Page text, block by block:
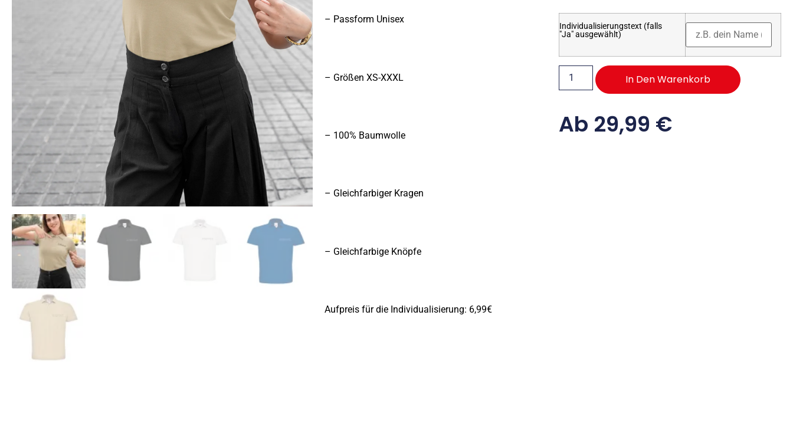
– Passform Unisex
– Größen XS-XXXL
– 100% Baumwolle
– Gleichfarbiger Kragen
– Gleichfarbige Knöpfe
Aufpreis für die Individualisierung: 6,99€
Individualisierungstext (falls
"Ja" ausgewählt)
In Den Warenkorb
Ab 29,99 €